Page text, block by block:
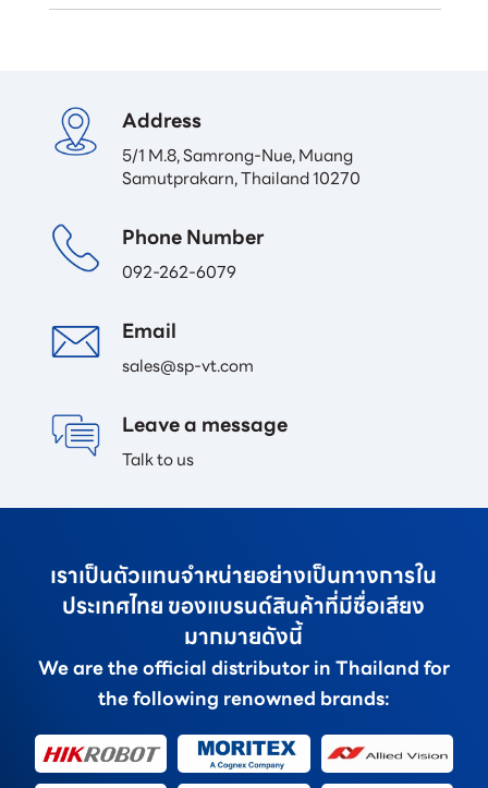
Address
5/1 M.8, Samrong-Nue, Muang
Samutprakarn, Thailand 10270
Phone Number
092-262-6079
Email
sales@sp-vt.com
Leave a message
Talk to us
เราเป็นตัวแทนจำหน่ายอย่างเป็นทางการใน
ประเทศไทย ของแบรนด์สินค้าที่มีชื่อเสียง
มากมายดังนี้
We are the official distributor in Thailand for
the following renowned brands: